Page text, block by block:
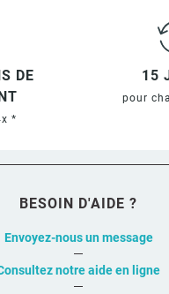
DE
*
15
pour
BESOIN D'AIDE ?
Envoyez-nous un message
notre aide en ligne